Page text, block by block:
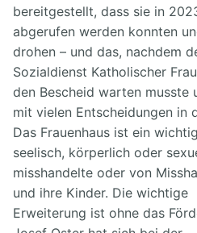
bereitgestellt, dass sie in
abgerufen werden konnten
drohen – und das, nachdem
Sozialdienst Katholischer
den Bescheid warten musste
mit vielen Entscheidungen in
Das Frauenhaus ist ein
seelisch, körperlich oder
misshandelte oder von
und ihre Kinder. Die wichtige
Erweiterung ist ohne das